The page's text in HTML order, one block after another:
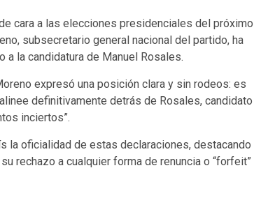
cara a las elecciones presidenciales del próximo
subsecretario general nacional del partido, ha
a la candidatura de Manuel Rosales.
expresó una posición clara y sin rodeos: es
definitivamente detrás de Rosales, candidato
inciertos”.
la oficialidad de estas declaraciones, destacando
rechazo a cualquier forma de renuncia o “forfeit”